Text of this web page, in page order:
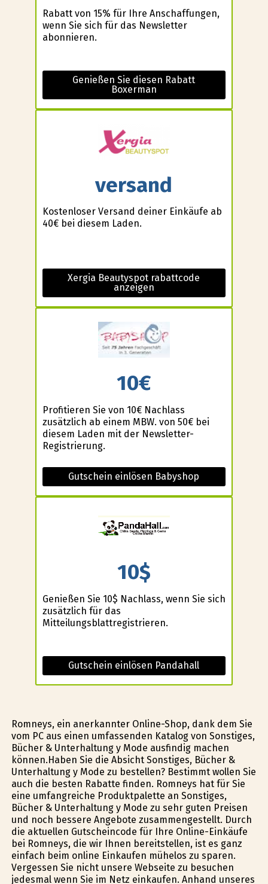
Rabatt von 15% für Ihre Anschaffungen,
wenn Sie sich für das Newsletter
abonnieren.
Genießen Sie diesen Rabatt
Boxerman
versand
Kostenloser Versand deiner Einkäufe ab
40€ bei diesem Laden.
Xergia Beautyspot rabattcode
anzeigen
10€
Profitieren Sie von 10€ Nachlass
zusätzlich ab einem MBW. von 50€ bei
diesem Laden mit der Newsletter-
Registrierung.
Gutschein einlösen Babyshop
10$
Genießen Sie 10$ Nachlass, wenn Sie sich
zusätzlich für das
Mitteilungsblattregistrieren.
Gutschein einlösen Pandahall
Romneys, ein anerkannter Online-Shop, dank dem Sie
vom PC aus einen umfassenden Katalog von Sonstiges,
Bücher & Unterhaltung y Mode ausfindig machen
können.Haben Sie die Absicht Sonstiges, Bücher &
Unterhaltung y Mode zu bestellen? Bestimmt wollen Sie
auch die besten Rabatte finden. Romneys hat für Sie
eine umfangreiche Produktpalette an Sonstiges,
Bücher & Unterhaltung y Mode zu sehr guten Preisen
und noch bessere Angebote zusammengestellt. Durch
die aktuellen Gutscheincode für Ihre Online-Einkäufe
bei Romneys, die wir Ihnen bereitstellen, ist es ganz
einfach beim online Einkaufen mühelos zu sparen.
Vergessen Sie nicht unsere Webseite zu besuchen
jedesmal wenn Sie im Netz einkaufen. Anhand unseres